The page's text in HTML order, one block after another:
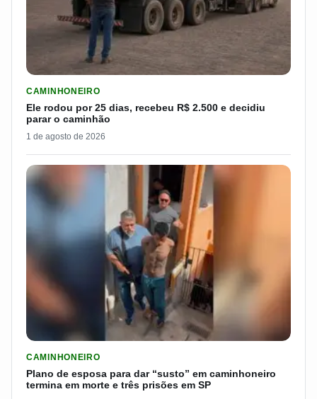
CAMINHONEIRO
Ele rodou por 25 dias, recebeu R$ 2.500 e decidiu
parar o caminhão
1 de agosto de 2026
CAMINHONEIRO
Plano de esposa para dar “susto” em caminhoneiro
termina em morte e três prisões em SP